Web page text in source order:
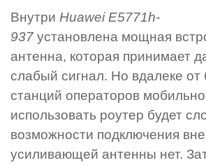
Внутри Huawei E5771h-
937 установлена мощная
антенна, которая принимает
слабый сигнал. Но вдалеке от
станций операторов
использовать роутер будет
возможности подключения
усиливающей антенны нет.